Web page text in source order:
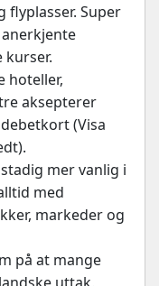
flyplasser. Super
anerkjente
kurser.
hoteller,
aksepterer
(Visa
mer vanlig i
med
markeder og
på at mange